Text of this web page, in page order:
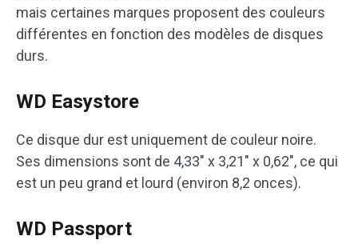
mais certaines marques proposent des couleurs
différentes en fonction des modèles de disques
durs.
WD Easystore
Ce disque dur est uniquement de couleur noire.
Ses dimensions sont de 4,33″ x 3,21″ x 0,62″, ce qui
est un peu grand et lourd (environ 8,2 onces).
WD Passport